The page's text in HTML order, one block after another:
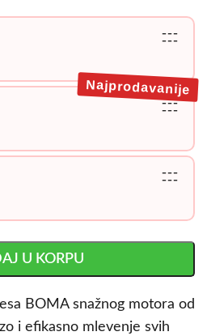
---
---
---
---
Najprodavanije
---
---
U KORPU
BOMA snažnog motora od
i efikasno mlevenje svih